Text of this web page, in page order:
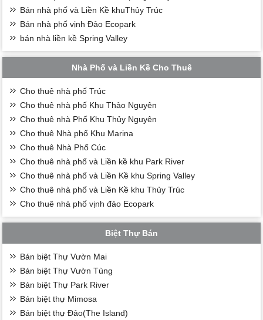
Bán nhà phố và Liền Kề khuThủy Trúc
Bán nhà phố vịnh Đảo Ecopark
bán nhà liền kề Spring Valley
Nhà Phố và Liền Kề Cho Thuê
Cho thuê nhà phố Trúc
Cho thuê nhà phố Khu Thảo Nguyên
Cho thuê nhà Phố Khu Thủy Nguyên
Cho thuê Nhà phố Khu Marina
Cho thuê Nhà Phố Cúc
Cho thuê nhà phố và Liền kề khu Park River
Cho thuê nhà phố và Liền Kề khu Spring Valley
Cho thuê nhà phố và Liền Kề khu Thủy Trúc
Cho thuê nhà phố vịnh đảo Ecopark
Biệt Thự Bán
Bán biệt Thự Vườn Mai
Bán biệt Thự Vườn Tùng
Bán biệt Thự Park River
Bán biệt thự Mimosa
Bán biệt thự Đảo(The Island)